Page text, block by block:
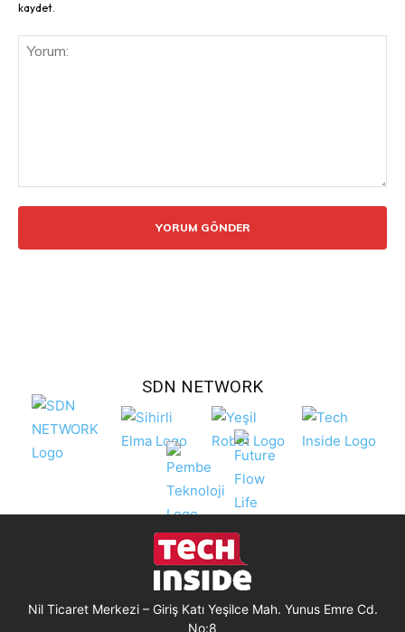
kaydet.
SDN NETWORK
Nil Ticaret Merkezi – Giriş Katı Yeşilce Mah. Yunus Emre Cd.
No:8